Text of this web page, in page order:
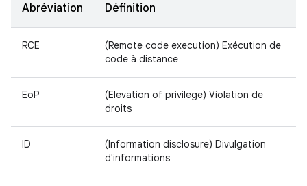
Abréviation Définition
RCE
(Remote code execution) Exécution de
code à distance
EoP
(Elevation of privilege) Violation de
droits
ID
(Information disclosure) Divulgation
d'informations